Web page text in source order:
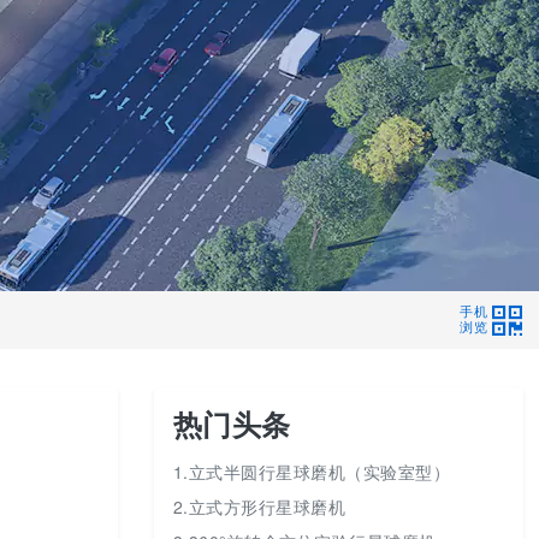
手机
浏览
热门头条
1.立式半圆行星球磨机（实验室型）
2.立式方形行星球磨机